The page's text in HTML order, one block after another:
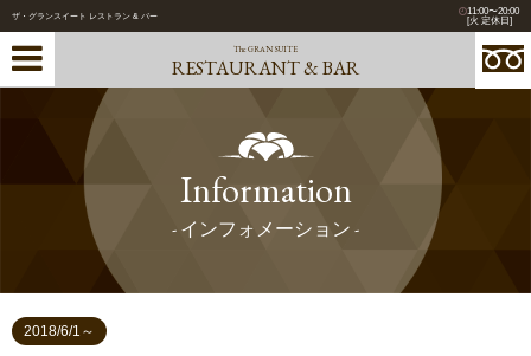
The GRAN SUITE
RESTAURANT & BAR
ザ・グランスイート レストラン & バー
11:00〜20:00
[火 定休日]
Information
- インフォメーション -
2018/6/1～